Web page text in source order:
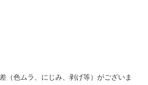
（色ムラ、にじみ、剥げ等）がございま